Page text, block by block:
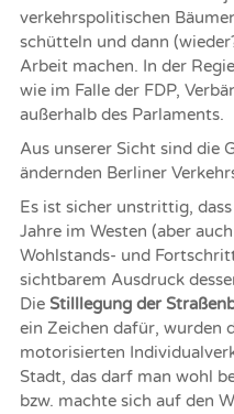
verkehrspolitischen
schütteln und dann
Arbeit machen. In der
wie im Falle der FDP,
außerhalb des Parlaments.
Aus unserer Sicht sind die
ändernden Berliner
Es ist sicher unstrittig,
Jahre im Westen (aber
Wohlstands- und
sichtbarem Ausdruck
Die Stilllegung der
ein Zeichen dafür, wurden
motorisierten
Stadt, das darf man wohl
bzw. machte sich auf den